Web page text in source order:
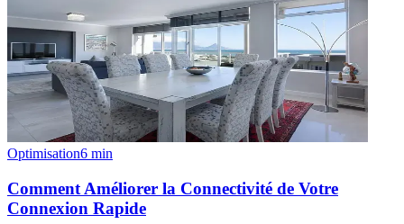
Optimisation6 min
Comment Améliorer la Connectivité de Votre
Connexion Rapide